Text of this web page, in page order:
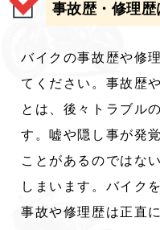
事故歴・修理
バイクの事故歴や修
てください。事故歴
とは、後々トラブル
す。嘘や隠し事が発
ことがあるのではな
しまいます。バイク
事故や修理歴は正直